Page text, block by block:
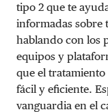
tipo 2 que te
informadas sobre
hablando con los
equipos y
que el tratamiento
fácil y eficiente.
vanguardia en el